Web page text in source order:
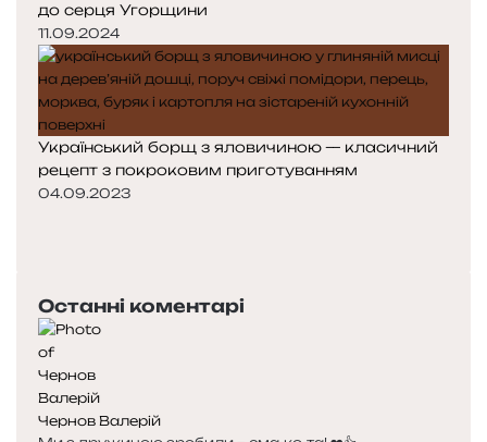
до серця Угорщини
11.09.2024
Український борщ з яловичиною — класичний
рецепт з покроковим приготуванням
04.09.2023
Останні коментарі
Чернов Валерій